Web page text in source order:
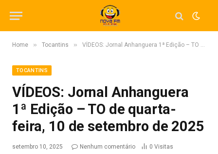
Home » Tocantins » VÍDEOS: Jornal Anhanguera 1ª Edição – TO de quarta-feira, 10 de setembro de 2025
TOCANTINS
VÍDEOS: Jornal Anhanguera
1ª Edição – TO de quarta-
feira, 10 de setembro de 2025
setembro 10, 2025 Nenhum comentário 0 Visitas